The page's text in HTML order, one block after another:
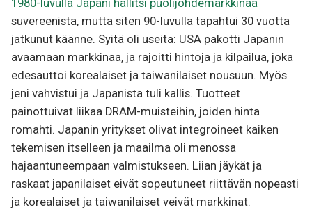
1980-luvulla Japani hallitsi puolijohdemarkkinaa
suvereenista, mutta siten 90-luvulla tapahtui 30 vuotta
jatkunut käänne. Syitä oli useita: USA pakotti Japanin
avaamaan markkinaa, ja rajoitti hintoja ja kilpailua, joka
edesauttoi korealaiset ja taiwanilaiset nousuun. Myös
jeni vahvistui ja Japanista tuli kallis. Tuotteet
painottuivat liikaa DRAM-muisteihin, joiden hinta
romahti. Japanin yritykset olivat integroineet kaiken
tekemisen itselleen ja maailma oli menossa
hajaantuneempaan valmistukseen. Liian jäykät ja
raskaat japanilaiset eivät sopeutuneet riittävän nopeasti
ja korealaiset ja taiwanilaiset veivät markkinat.